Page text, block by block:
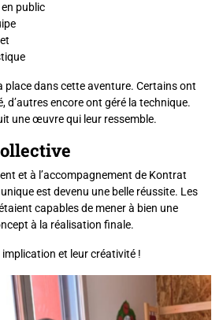
public
place dans cette aventure. Certains ont
d’autres encore ont géré la technique.
une œuvre qui leur ressemble.
et à l’accompagnement de Kontrat
est devenu une belle réussite. Les
capables de mener à bien une
à la réalisation finale.
et leur créativité !